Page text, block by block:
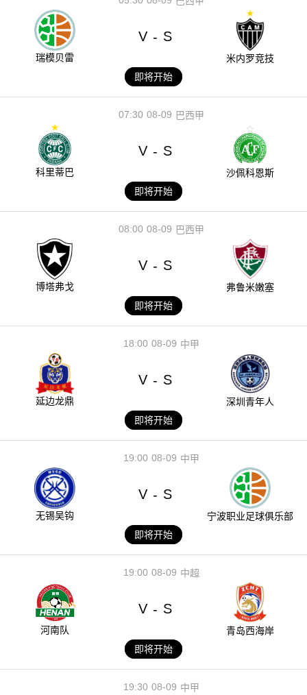
瑞模贝雷
V - S
米内罗竞技
即将开始
08-09
07:30 巴西甲
科里蒂巴
V - S
沙佩科恩斯
即将开始
08-09
08:00 巴西甲
博塔弗戈
V - S
弗鲁米嫩塞
即将开始
08-09
18:00 中甲
延边龙鼎
V - S
深圳青年人
即将开始
08-09
19:00 中甲
无锡吴钩
V - S
宁波职业足球俱乐部
即将开始
08-09
19:00 中超
河南队
V - S
青岛西海岸
即将开始
08-09
19:30 中甲